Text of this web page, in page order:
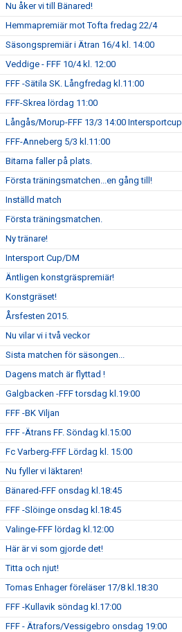
Nu åker vi till Bänared!
Hemmapremiär mot Tofta fredag 22/4
Säsongspremiär i Ätran 16/4 kl. 14:00
Veddige - FFF 10/4 kl. 12:00
FFF -Sätila SK. Långfredag kl.11:00
FFF-Skrea lördag 11:00
Långås/Morup-FFF 13/3 14:00 Intersportcup
FFF-Anneberg 5/3 kl.11:00
Bitarna faller på plats.
Första träningsmatchen...en gång till!
Inställd match
Första träningsmatchen.
Ny tränare!
Intersport Cup/DM
Äntligen konstgräspremiär!
Konstgräset!
Årsfesten 2015.
Nu vilar vi i två veckor
Sista matchen för säsongen...
Dagens match är flyttad !
Galgbacken -FFF torsdag kl.19:00
FFF -BK Viljan
FFF -Ätrans FF. Söndag kl.15:00
Fc Varberg-FFF Lördag kl. 15:00
Nu fyller vi läktaren!
Bänared-FFF onsdag kl.18:45
FFF -Slöinge onsdag kl.18:45
Valinge-FFF lördag kl.12:00
Här är vi som gjorde det!
Titta och njut!
Tomas Enhager föreläser 17/8 kl.18:30
FFF -Kullavik söndag kl.17:00
FFF - Ätrafors/Vessigebro onsdag 19:00